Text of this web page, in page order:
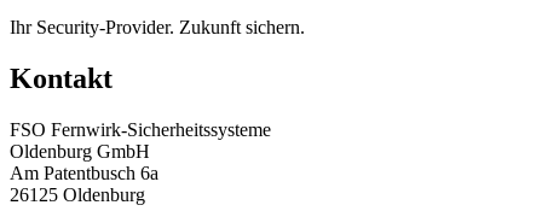
Ihr Security-Provider. Zukunft sichern.
Kontakt
FSO Fernwirk-Sicherheitssysteme
Oldenburg GmbH
Am Patentbusch 6a
26125 Oldenburg